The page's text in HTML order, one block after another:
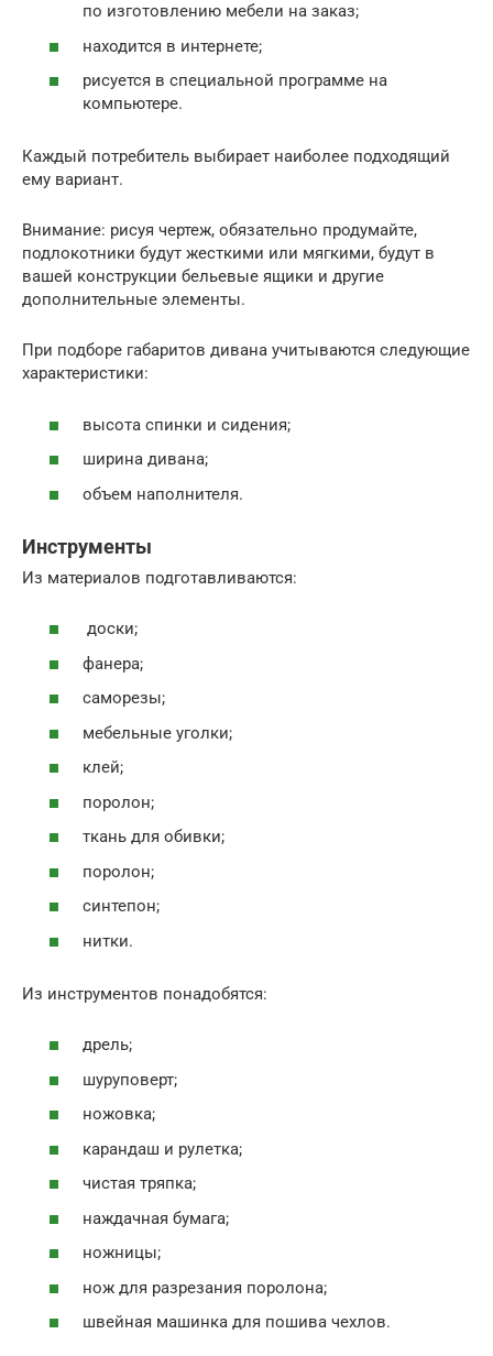
по изготовлению мебели на заказ;
находится в интернете;
рисуется в специальной программе на
компьютере.
Каждый потребитель выбирает наиболее подходящий
ему вариант.
Внимание: рисуя чертеж, обязательно продумайте,
подлокотники будут жесткими или мягкими, будут в
вашей конструкции бельевые ящики и другие
дополнительные элементы.
При подборе габаритов дивана учитываются следующие
характеристики:
высота спинки и сидения;
ширина дивана;
объем наполнителя.
Инструменты
Из материалов подготавливаются:
доски;
фанера;
саморезы;
мебельные уголки;
клей;
поролон;
ткань для обивки;
поролон;
синтепон;
нитки.
Из инструментов понадобятся:
дрель;
шуруповерт;
ножовка;
карандаш и рулетка;
чистая тряпка;
наждачная бумага;
ножницы;
нож для разрезания поролона;
швейная машинка для пошива чехлов.